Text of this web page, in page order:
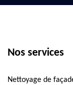
Nos services
Nettoyage de